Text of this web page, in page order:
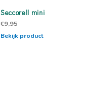
Seccorell mini
€9,95
Bekijk product